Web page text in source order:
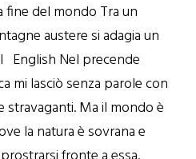
fine del mondo Tra un
austere si adagia un
Nel precende
mi lasciò senza parole con
stravaganti. Ma il mondo è
la natura è sovrana e